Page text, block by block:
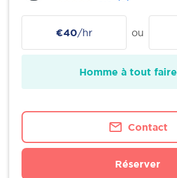
€40/hr ou
Homme à tout faire
Contact
Réserver